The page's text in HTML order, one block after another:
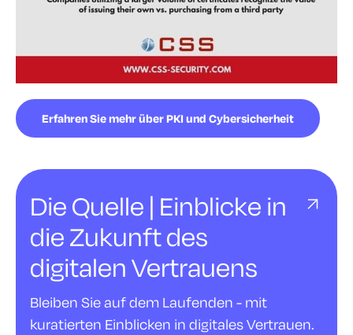
Erfahren Sie mehr über PKI und Cybersicherheit
Die Quelle | Einblicke in
die Zukunft des
digitalen Vertrauens
Bleiben Sie auf dem Laufenden - mit
kuratierten Einblicken in digitales Vertrauen.